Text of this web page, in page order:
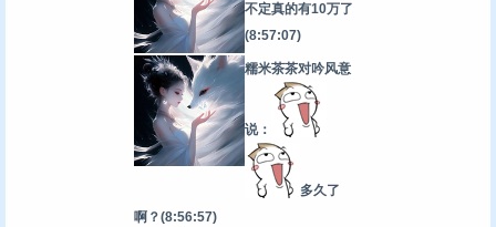
不定真的有10万了
(8:57:07)
糯米茶茶对吟风意
说：
多久了
啊？(8:56:57)